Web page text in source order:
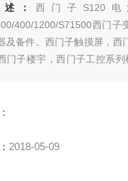
述：西门子S120电
400/1200/S71500西门子
及备件。西门子触摸屏，
门子楼宇，西门子工控系
2018-05-09